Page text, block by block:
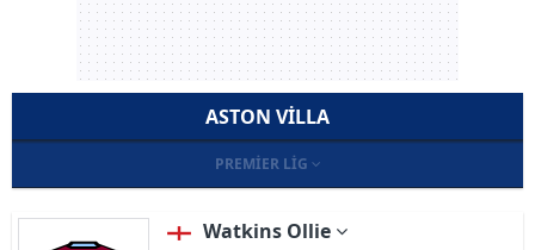
ASTON VILLA
PREMIER LIG
Watkins Ollie